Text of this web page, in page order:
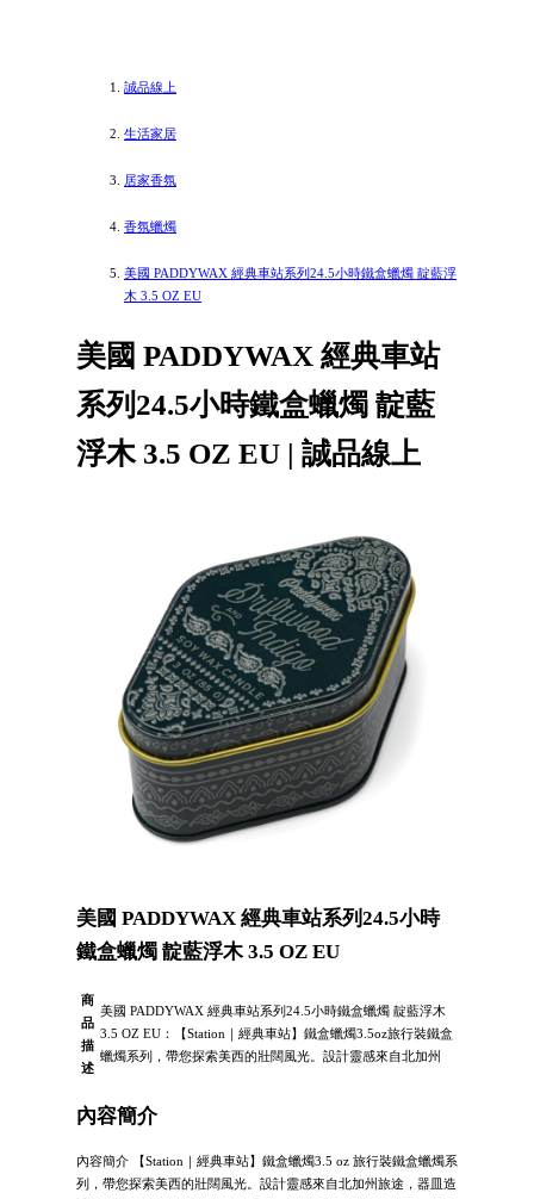
誠品線上
生活家居
居家香氛
香氛蠟燭
美國 PADDYWAX 經典車站系列24.5小時鐵盒蠟燭 靛藍浮
木 3.5 OZ EU
美國 PADDYWAX 經典車站
系列24.5小時鐵盒蠟燭 靛藍
浮木 3.5 OZ EU | 誠品線上
美國 PADDYWAX 經典車站系列24.5小時
鐵盒蠟燭 靛藍浮木 3.5 OZ EU
商
品
描
述
美國 PADDYWAX 經典車站系列24.5小時鐵盒蠟燭 靛藍浮木
3.5 OZ EU：【Station｜經典車站】鐵盒蠟燭3.5oz旅行裝鐵盒
蠟燭系列，帶您探索美西的壯闊風光。設計靈感來自北加州
內容簡介
內容簡介 【Station｜經典車站】鐵盒蠟燭3.5 oz 旅行裝鐵盒蠟燭系
列，帶您探索美西的壯闊風光。設計靈感來自北加州旅途，器皿造